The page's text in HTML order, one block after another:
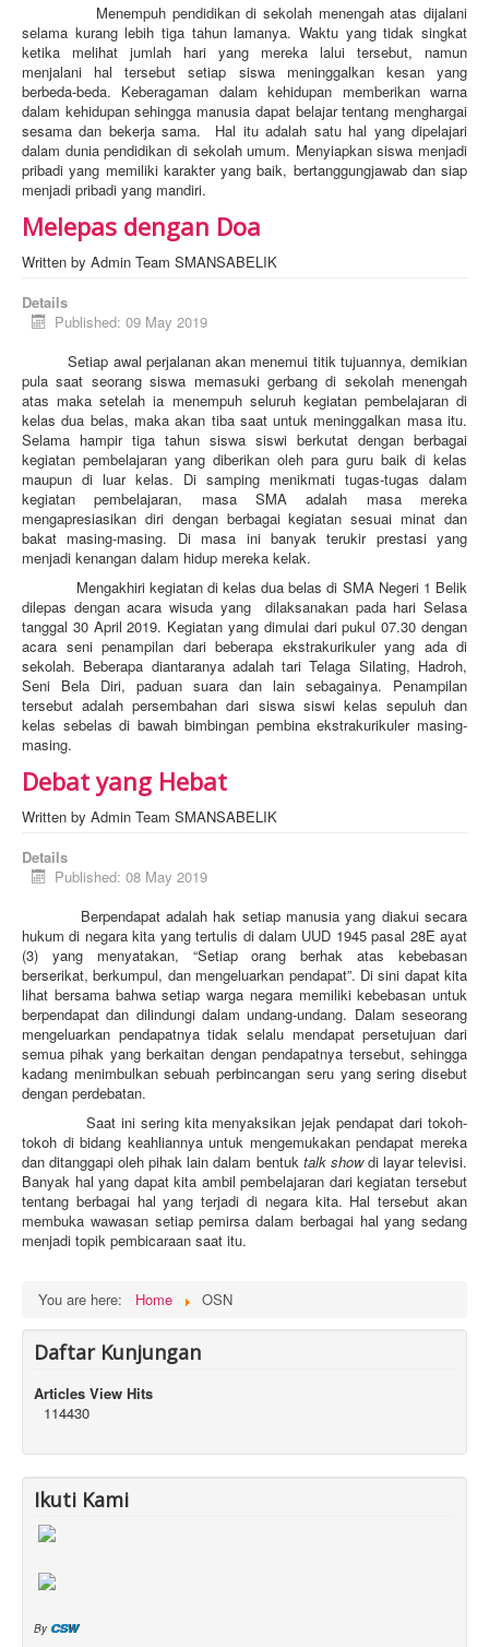
Menempuh pendidikan di sekolah menengah atas dijalani
selama kurang lebih tiga tahun lamanya. Waktu yang tidak singkat
ketika melihat jumlah hari yang mereka lalui tersebut, namun
menjalani hal tersebut setiap siswa meninggalkan kesan yang
berbeda-beda. Keberagaman dalam kehidupan memberikan warna
dalam kehidupan sehingga manusia dapat belajar tentang menghargai
sesama dan bekerja sama. Hal itu adalah satu hal yang dipelajari
dalam dunia pendidikan di sekolah umum. Menyiapkan siswa menjadi
pribadi yang memiliki karakter yang baik, bertanggungjawab dan siap
menjadi pribadi yang mandiri.
Melepas dengan Doa
Written by Admin Team SMANSABELIK
Details
Published: 09 May 2019
Setiap awal perjalanan akan menemui titik tujuannya, demikian
pula saat seorang siswa memasuki gerbang di sekolah menengah
atas maka setelah ia menempuh seluruh kegiatan pembelajaran di
kelas dua belas, maka akan tiba saat untuk meninggalkan masa itu.
Selama hampir tiga tahun siswa siswi berkutat dengan berbagai
kegiatan pembelajaran yang diberikan oleh para guru baik di kelas
maupun di luar kelas. Di samping menikmati tugas-tugas dalam
kegiatan pembelajaran, masa SMA adalah masa mereka
mengapresiasikan diri dengan berbagai kegiatan sesuai minat dan
bakat masing-masing. Di masa ini banyak terukir prestasi yang
menjadi kenangan dalam hidup mereka kelak.
Mengakhiri kegiatan di kelas dua belas di SMA Negeri 1 Belik
dilepas dengan acara wisuda yang dilaksanakan pada hari Selasa
tanggal 30 April 2019. Kegiatan yang dimulai dari pukul 07.30 dengan
acara seni penampilan dari beberapa ekstrakurikuler yang ada di
sekolah. Beberapa diantaranya adalah tari Telaga Silating, Hadroh,
Seni Bela Diri, paduan suara dan lain sebagainya. Penampilan
tersebut adalah persembahan dari siswa siswi kelas sepuluh dan
kelas sebelas di bawah bimbingan pembina ekstrakurikuler masing-
masing.
Debat yang Hebat
Written by Admin Team SMANSABELIK
Details
Published: 08 May 2019
Berpendapat adalah hak setiap manusia yang diakui secara
hukum di negara kita yang tertulis di dalam UUD 1945 pasal 28E ayat
(3) yang menyatakan, “Setiap orang berhak atas kebebasan
berserikat, berkumpul, dan mengeluarkan pendapat”. Di sini dapat kita
lihat bersama bahwa setiap warga negara memiliki kebebasan untuk
berpendapat dan dilindungi dalam undang-undang. Dalam seseorang
mengeluarkan pendapatnya tidak selalu mendapat persetujuan dari
semua pihak yang berkaitan dengan pendapatnya tersebut, sehingga
kadang menimbulkan sebuah perbincangan seru yang sering disebut
dengan perdebatan.
Saat ini sering kita menyaksikan jejak pendapat dari tokoh-
tokoh di bidang keahliannya untuk mengemukakan pendapat mereka
dan ditanggapi oleh pihak lain dalam bentuk talk showdi layar televisi.
Banyak hal yang dapat kita ambil pembelajaran dari kegiatan tersebut
tentang berbagai hal yang terjadi di negara kita. Hal tersebut akan
membuka wawasan setiap pemirsa dalam berbagai hal yang sedang
menjadi topik pembicaraan saat itu.
You are here: Home OSN
Daftar Kunjungan
Articles View Hits
114430
Ikuti Kami
ByCSW